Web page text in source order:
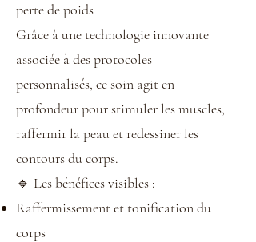
perte de poids
Grâce à une technologie innovante
associée à des protocoles
personnalisés, ce soin agit en
profondeur pour stimuler les muscles,
raffermir la peau et redessiner les
contours du corps.
🔹 Les bénéfices visibles :
Raffermissement et tonification du
corps